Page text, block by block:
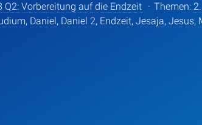
Vorbereitung auf die Endzeit · Themen:
, Daniel, Daniel 2, Endzeit, Jesaja, Jesus,